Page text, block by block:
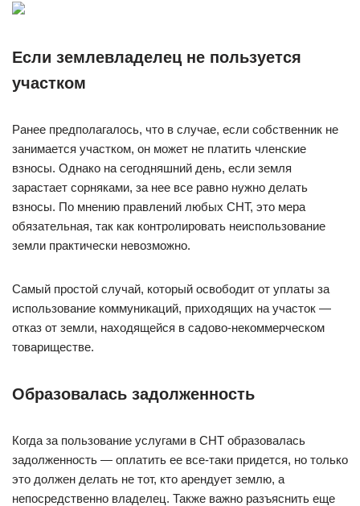
Если землевладелец не пользуется
участком
Ранее предполагалось, что в случае, если собственник не
занимается участком, он может не платить членские
взносы. Однако на сегодняшний день, если земля
зарастает сорняками, за нее все равно нужно делать
взносы. По мнению правлений любых СНТ, это мера
обязательная, так как контролировать неиспользование
земли практически невозможно.
Самый простой случай, который освободит от уплаты за
использование коммуникаций, приходящих на участок —
отказ от земли, находящейся в садово-некоммерческом
товариществе.
Образовалась задолженность
Когда за пользование услугами в СНТ образовалась
задолженность — оплатить ее все-таки придется, но только
это должен делать не тот, кто арендует землю, а
непосредственно владелец. Также важно разъяснить еще